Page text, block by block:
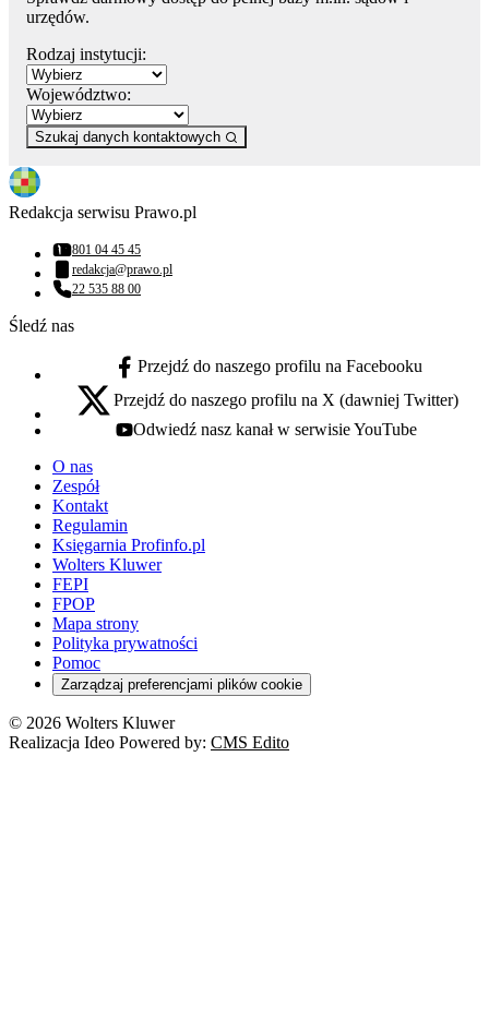
urzędów.
Rodzaj instytucji:
Województwo:
Szukaj danych kontaktowych
Redakcja serwisu Prawo.pl
Numer telefonu:
801 04 45 45
Adres email:
redakcja@prawo.pl
Numer telefonu:
22 535 88 00
Śledź nas
facebook - otwiera się w nowej karcie
Przejdź do naszego profilu na Facebooku
x - otwiera się w nowej karcie
Przejdź do naszego profilu na X (dawniej Twitter)
youtube - otwiera się w nowej karcie
Odwiedź nasz kanał w serwisie YouTube
O nas
Zespół
Kontakt
Regulamin
Księgarnia Profinfo.pl
Wolters Kluwer
FEPI
FPOP
Mapa strony
Polityka prywatności
Pomoc
Zarządzaj preferencjami plików cookie
© 2026 Wolters Kluwer
Realizacja Ideo Powered by: CMS Edito